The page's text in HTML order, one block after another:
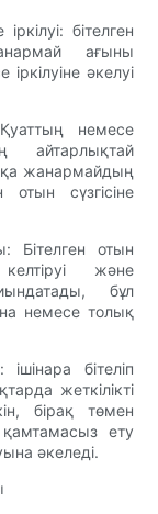
бітелген
ағыны
әкелуі
немесе
айтарлықтай
жанармайдың
отын сүзгісіне
Бітелген отын
және
бұл
немесе толық
бітеліп
жеткілікті
бірақ төмен
ету
әкеледі.